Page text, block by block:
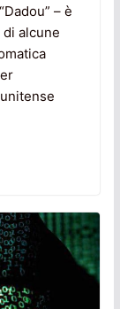
– è
alcune